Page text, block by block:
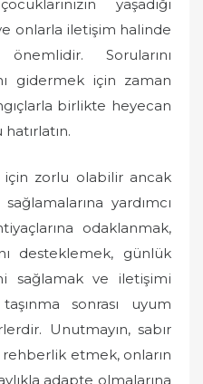
yaşadığı
onlarla iletişim halinde
Sorularını
gidermek için zaman
birlikte heyecan
için zorlu olabilir ancak
yardımcı
odaklanmak,
desteklemek, günlük
sağlamak ve iletişimi
sonrası uyum
Unutmayın, sabır
rehberlik etmek, onların
adapte olmalarına